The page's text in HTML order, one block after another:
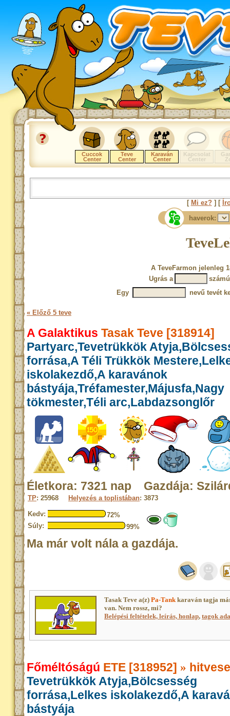
Cuccok
Center
Teve
Center
Karaván
Center
Kapcsolat
Center
[ Mi ez?] [
haverok:
A TeveFarmon jelenleg
Ugrás a
Egy
nevű tevét
« Előző 5 teve
A Galaktikus Tasak Teve [318914]
Partyarc,Tevetrükkök
forrása,A Téli Trükkök
iskolakezdő,A karavánok
bástyája,Tréfamester,Májusfa,Nagy
tökmester,Téli arc,Labdazsonglőr
Életkora: 7321 nap Gazdája:
TP: 25968 Helyezés a toplistában: 3873
Kedv:
72%
Súly:
99%
Ma már volt nála a gazdája.
Tasak Teve a(z) Pa-Tankkaraván tagja
van. Nem rossz, mi?
Belépési feltételek, leírás, honlap, tagok
Főméltóságú ETE [318952] »
Tevetrükkök Atyja,Bölcsesség
forrása,Lelkes iskolakezdő,A
bástyája